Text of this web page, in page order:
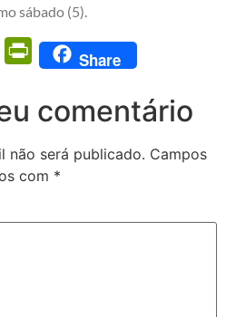
sábado (5).
Email PrintFriendly
Share
comentário
não será publicado. Campos
com *